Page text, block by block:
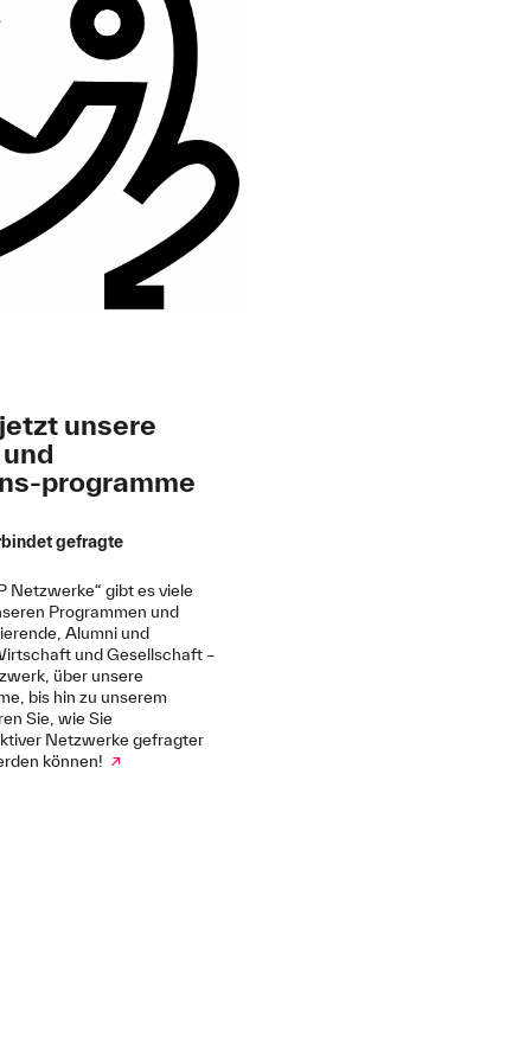
unsere
programme
gefragte
Netzwerke“ gibt es viele
Programmen und
Alumni und
und Gesellschaft –
über unsere
bis hin zu unserem
Sie, wie Sie
Netzwerke gefragter
können! ↗